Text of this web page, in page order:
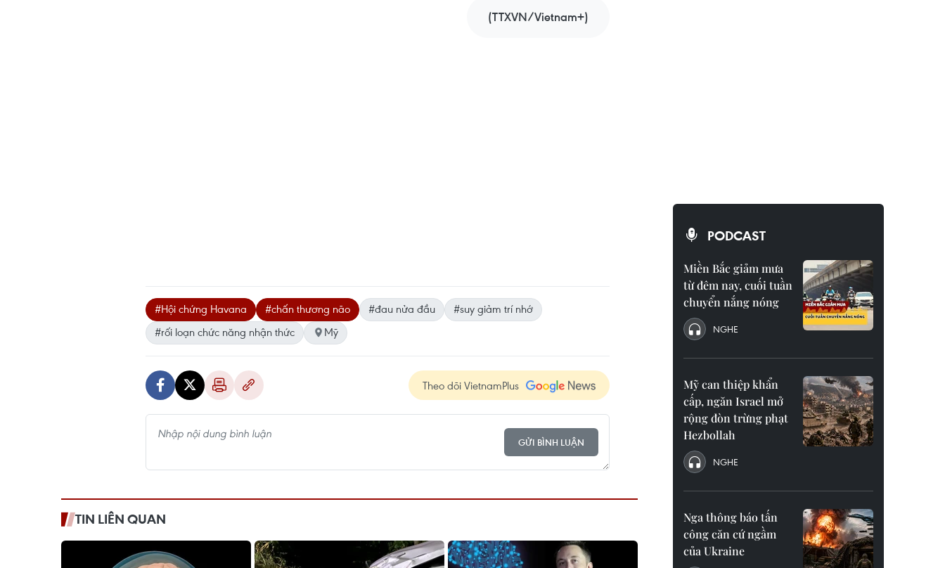
(TTXVN/Vietnam+)
#Hội chứng Havana #chấn thương não #đau nửa đầu
#suy giảm trí nhớ
#rối loạn chức năng nhận thức
Mỹ
Theo dõi VietnamPlus
GỬI BÌNH LUẬN
TIN LIÊN QUAN
PODCAST
Miền Bắc giảm mưa
từ đêm nay, cuối tuần
chuyển nắng nóng
NGHE
Mỹ can thiệp khẩn
cấp, ngăn Israel mở
rộng đòn trừng phạt
Hezbollah
NGHE
Nga thông báo tấn
công căn cứ ngầm
của Ukraine